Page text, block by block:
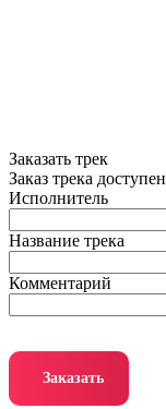
Заказать трек
Заказ трека
Исполнитель
Название трека
Комментарий
Заказать